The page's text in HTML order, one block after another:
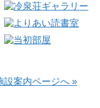
設案内ページへ »